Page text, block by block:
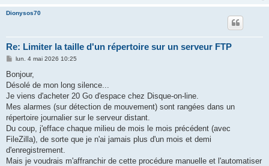
Dionysos70
Re: Limiter la taille d'un répertoire sur un serveur FTP
M
s
a
g
lun. 4 mai 2026 10:25
Bonjour,
Désolé de mon long silence...
Je viens d'acheter 20 Go d'espace chez Disque-on-line.
Mes alarmes (sur détection de mouvement) sont rangées dans un
répertoire journalier sur le serveur distant.
Du coup, j'efface chaque milieu de mois le mois précédent (avec
FileZilla), de sorte que je n'ai jamais plus d'un mois et demi
d'enregistrement.
Mais je voudrais m'affranchir de cette procédure manuelle et l'automatiser